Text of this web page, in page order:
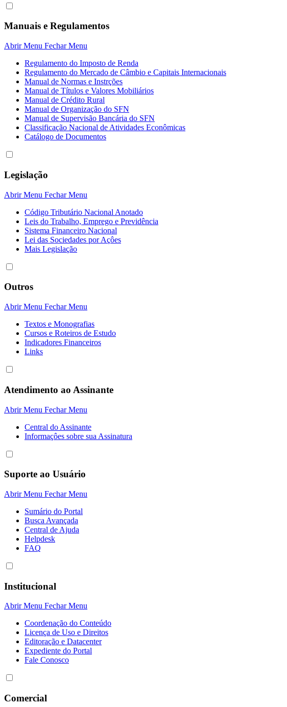
Manuais e Regulamentos
Abrir Menu Fechar Menu
Regulamento do Imposto de Renda
Regulamento do Mercado de Câmbio e Capitais Internacionais
Manual de Normas e Instrções
Manual de Títulos e Valores Mobiliários
Manual de Crédito Rural
Manual de Organização do SFN
Manual de Supervisão Bancária do SFN
Classificação Nacional de Atividades Econômicas
Catálogo de Documentos
Legislação
Abrir Menu Fechar Menu
Código Tributário Nacional Anotado
Leis do Trabalho, Emprego e Previdência
Sistema Financeiro Nacional
Lei das Sociedades por Açôes
Mais Legislação
Outros
Abrir Menu Fechar Menu
Textos e Monografias
Cursos e Roteiros de Estudo
Indicadores Financeiros
Links
Atendimento ao Assinante
Abrir Menu Fechar Menu
Central do Assinante
Informaçôes sobre sua Assinatura
Suporte ao Usuário
Abrir Menu Fechar Menu
Sumário do Portal
Busca Avançada
Central de Ajuda
Helpdesk
FAQ
Institucional
Abrir Menu Fechar Menu
Coordenação do Conteúdo
Licença de Uso e Direitos
Editoração e Datacenter
Expediente do Portal
Fale Conosco
Comercial